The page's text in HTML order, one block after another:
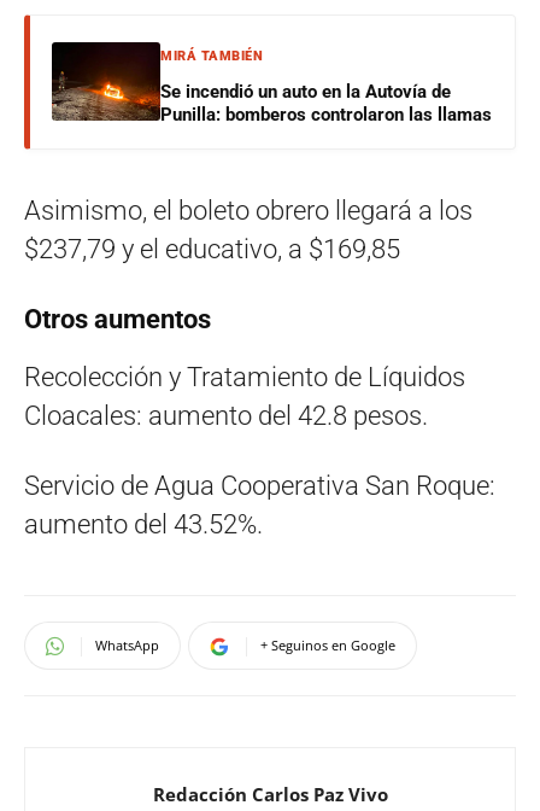
MIRÁ TAMBIÉN
Se incendió un auto en la Autovía de
Punilla: bomberos controlaron las llamas
Asimismo, el boleto obrero llegará a los
$237,79 y el educativo, a $169,85
Otros aumentos
Recolección y Tratamiento de Líquidos
Cloacales: aumento del 42.8 pesos.
Servicio de Agua Cooperativa San Roque:
aumento del 43.52%.
WhatsApp + Seguinos en Google
Redacción Carlos Paz Vivo